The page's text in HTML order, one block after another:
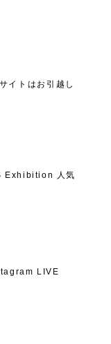
イトはお引越し
Exhibition 人気
LIVE